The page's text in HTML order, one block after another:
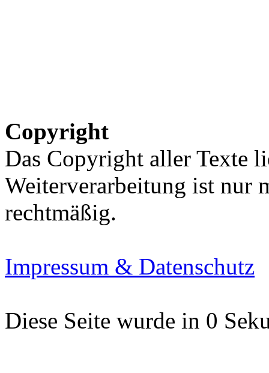
Copyright
Das Copyright aller Texte
Weiterverarbeitung ist nur
rechtmäßig.
Impressum & Datenschutz
Diese Seite wurde in 0